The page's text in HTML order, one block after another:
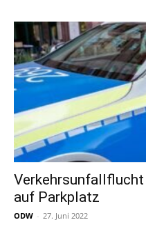
auf Parkplatz
ODW - 27. Juni 2022